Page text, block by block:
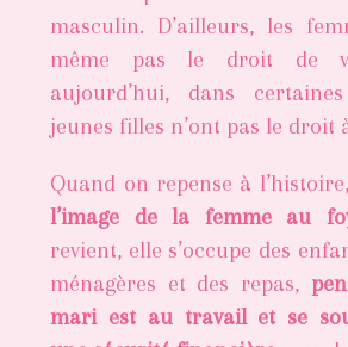
masculin. D’ailleurs, les
même pas le droit de
aujourd’hui, dans
jeunes filles n’ont pas le droit
Quand on repense à
l’image de la femme au
revient, elle s’occupe des
ménagères et des repas,
mari est au travail et se